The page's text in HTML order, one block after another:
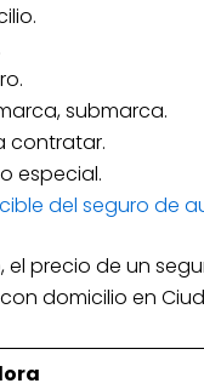
submarca.
contratar.
especial.
del seguro de
el precio de un
domicilio en